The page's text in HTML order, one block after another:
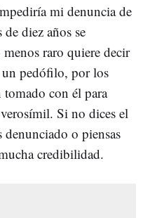
mi denuncia de
diez años se
raro quiere decir
un pedófilo, por los
con él para
Si no dices el
o piensas
credibilidad.